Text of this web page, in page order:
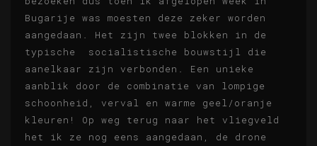
Bugarije was moesten deze zeker worden
aangedaan. Het zijn twee blokken in de
typische socialistische bouwstijl die
aanelkaar zijn verbonden. Een unieke
aanblik door de combinatie van lompige
schoonheid, verval en warme geel/oranje
kleuren! Op weg terug naar het vliegveld
het ik ze nog eens aangedaan, de drone